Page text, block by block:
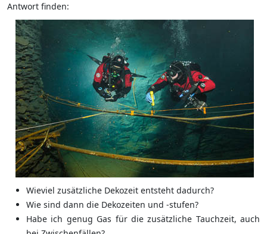
Antwort finden:
Wieviel zusätzliche Dekozeit entsteht dadurch?
Wie sind dann die Dekozeiten und -stufen?
Habe ich genug Gas für die zusätzliche Tauchzeit, auch